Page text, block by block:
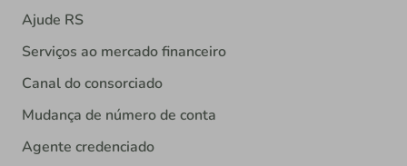
Ajude RS
Serviços ao mercado financeiro
Canal do consorciado
Mudança de número de conta
Agente credenciado